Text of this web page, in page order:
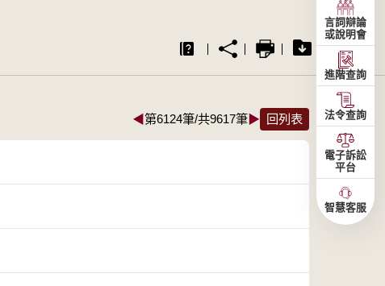
◀第6124筆/共9617筆▶ 回列表
言詞辯論
或說明會
進階查詢
法令查詢
電子訴訟
平台
智慧客服